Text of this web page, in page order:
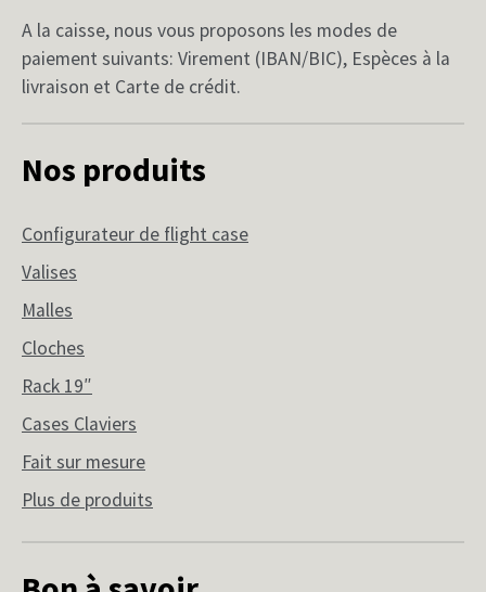
A la caisse, nous vous proposons les modes de
paiement suivants: Virement (IBAN/BIC), Espèces à la
livraison et Carte de crédit.
Nos produits
Configurateur de flight case
Valises
Malles
Cloches
Rack 19″
Cases Claviers
Fait sur mesure
Plus de produits